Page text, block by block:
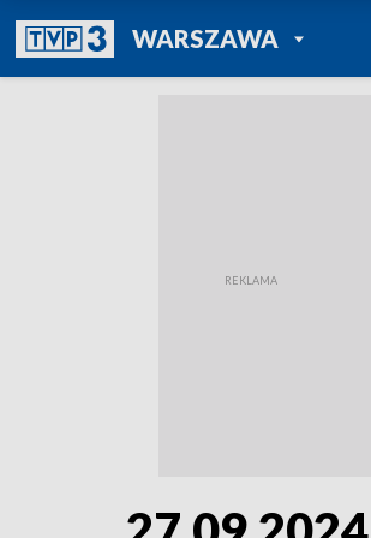
WARSZAWAPOWRÓT DO
TVP REGIONY